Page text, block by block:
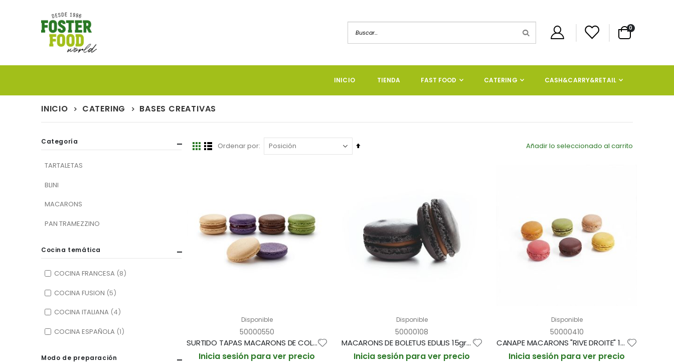
INICIO TIENDA FAST FOOD CATERING CASH&CARRY&RETAIL
Cart
0artículos
INICIO CATERING BASES CREATIVAS
VerParrilla
Lista
Ordenar por
Fijar
Añadir lo seleccionado al carrito
Disponible
50000550
SURTIDO TAPAS MACARONS DE COLORES 2,4g / 3,5cm BANDEJA 48und (CAJA 12 BANDEJAS)
Inicia sesión para ver precio
Disponible
50000108
MACARONS DE BOLETUS EDULIS 15gr / 4cm BANDEJA 60und (CAJA 3 BANDEJAS)
Inicia sesión para ver precio
Disponible
50000410
CANAPE MACARONS "RIVE DROITE" 12gr / 3cm BANDEJA 36und (CAJA 2 BANDEJAS)
Inicia sesión para ver precio
Categoría
TARTALETAS
BLINI
MACARONS
PAN TRAMEZZINO
Cocina temática
COCINA FRANCESA 8
COCINA FUSION 5
COCINA ITALIANA 4
COCINA ESPAÑOLA 1
Modo de preparación